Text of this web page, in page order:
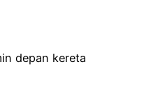
depan kereta